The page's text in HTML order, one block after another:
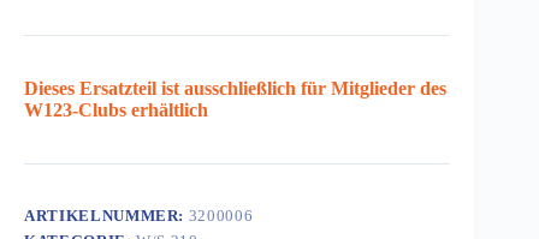
Dieses Ersatzteil ist ausschließlich für Mitglieder des
W123-Clubs erhältlich
ARTIKELNUMMER: 3200006